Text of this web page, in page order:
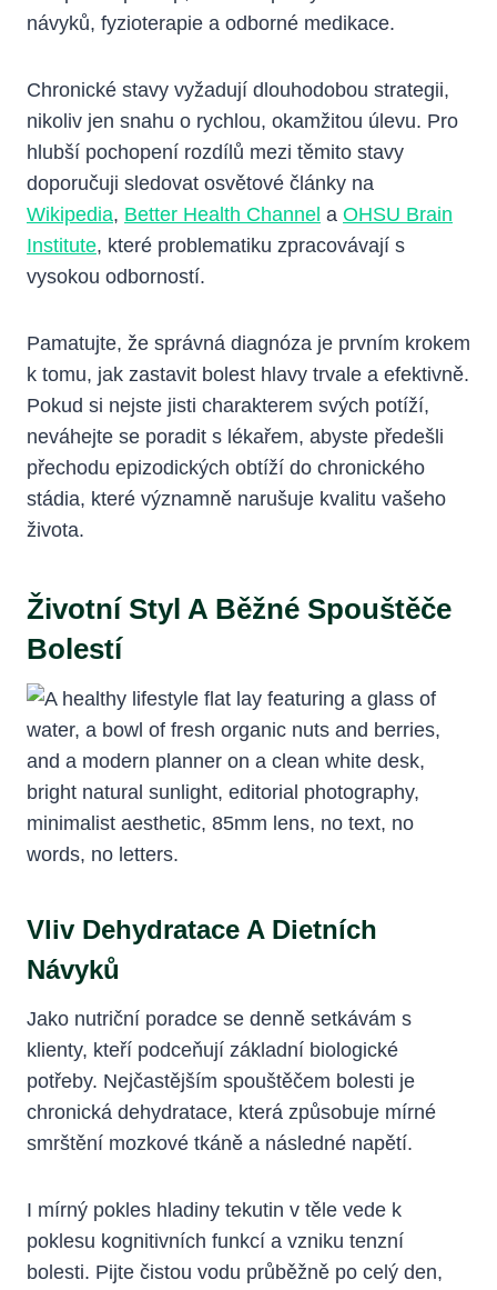
návyků, fyzioterapie a odborné medikace.
Chronické stavy vyžadují dlouhodobou strategii,
nikoliv jen snahu o rychlou, okamžitou úlevu. Pro
hlubší pochopení rozdílů mezi těmito stavy
doporučuji sledovat osvětové články na
Wikipedia, Better Health Channel a OHSU Brain
Institute, které problematiku zpracovávají s
vysokou odborností.
Pamatujte, že správná diagnóza je prvním krokem
k tomu, jak zastavit bolest hlavy trvale a efektivně.
Pokud si nejste jisti charakterem svých potíží,
neváhejte se poradit s lékařem, abyste předešli
přechodu epizodických obtíží do chronického
stádia, které významně narušuje kvalitu vašeho
života.
Životní Styl A Běžné Spouštěče
Bolestí
Vliv Dehydratace A Dietních
Návyků
Jako nutriční poradce se denně setkávám s
klienty, kteří podceňují základní biologické
potřeby. Nejčastějším spouštěčem bolesti je
chronická dehydratace, která způsobuje mírné
smrštění mozkové tkáně a následné napětí.
I mírný pokles hladiny tekutin v těle vede k
poklesu kognitivních funkcí a vzniku tenzní
bolesti. Pijte čistou vodu průběžně po celý den,